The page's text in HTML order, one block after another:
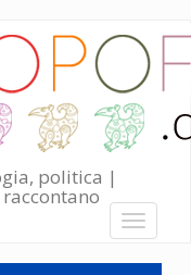
politica |
Toggle